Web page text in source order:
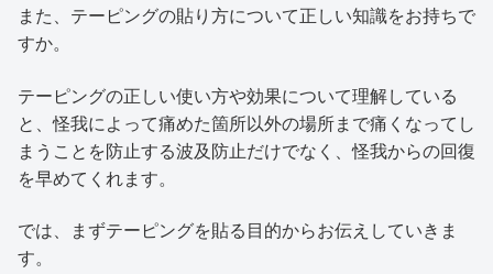
また、テーピングの貼り方について正しい知識をお持ちで
すか。
テーピングの正しい使い方や効果について理解している
と、怪我によって痛めた箇所以外の場所まで痛くなってし
まうことを防止する波及防止だけでなく、怪我からの回復
を早めてくれます。
では、まずテーピングを貼る目的からお伝えしていきま
す。